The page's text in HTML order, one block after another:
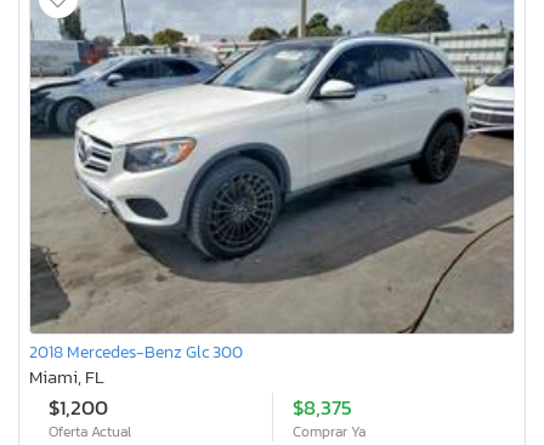
2018 Mercedes-Benz Glc 300
Miami, FL
$1,200
Oferta Actual
$8,375
Comprar Ya